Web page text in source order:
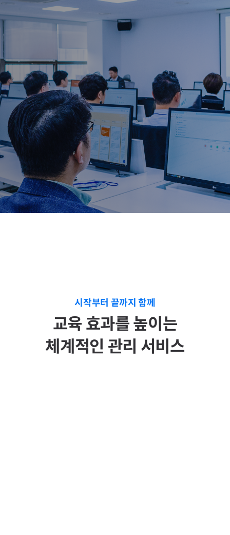
자세히 보기
블렌디드 교육
온라인·오프라인 혼합 교육으로
학습 효과를 극대화
온라인 콘텐츠로 사전·사후 학습
오프라인·비대면 실시간 교육 진행
유연한 학습 일정 설계
학습 현황·성과 지표 트래킹
자세히 보기
시작부터 끝까지 함께
교육 효과를 높이는
체계적인 관리 서비스